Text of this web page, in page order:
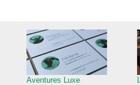
Aventures Luxe